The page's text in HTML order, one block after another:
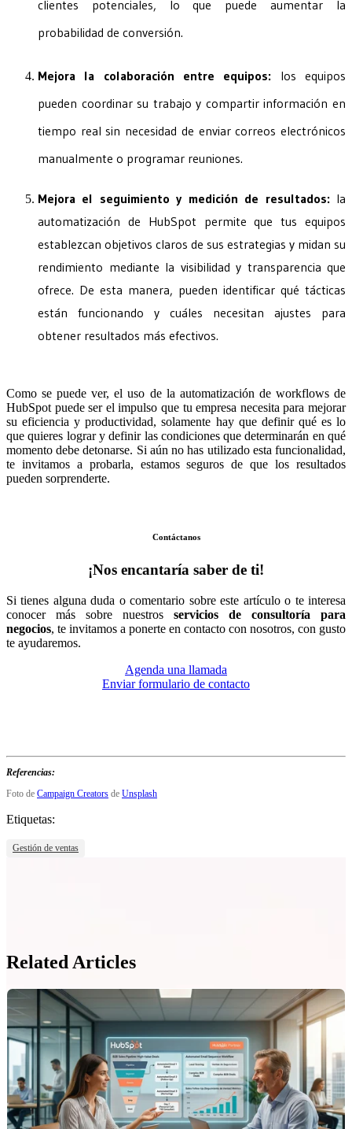
clientes potenciales, lo que puede aumentar la
probabilidad de conversión.
Mejora la colaboración entre equipos: los equipos
pueden coordinar su trabajo y compartir información en
tiempo real sin necesidad de enviar correos electrónicos
manualmente o programar reuniones.
Mejora el seguimiento y medición de resultados:la
automatización de HubSpot permite que tus equipos
establezcan objetivos claros de sus estrategias y midan su
rendimiento mediante la visibilidad y transparencia que
ofrece. De esta manera, pueden identificar qué tácticas
están funcionando y cuáles necesitan ajustes para
obtener resultados más efectivos.
Como se puede ver, el uso de la automatización de workflows de
HubSpot puede ser el impulso que tu empresa necesita para mejorar
su eficiencia y productividad, solamente hay que definir qué es lo
que quieres lograr y definir las condiciones que determinarán en qué
momento debe detonarse. Si aún no has utilizado esta funcionalidad,
te invitamos a probarla, estamos seguros de que los resultados
pueden sorprenderte.
Contáctanos
¡Nos encantaría saber de ti!
Si tienes alguna duda o comentario sobre este artículo o te interesa
conocer más sobre nuestros servicios de consultoría para
negocios, te invitamos a ponerte en contacto con nosotros, con gusto
te ayudaremos.
Agenda una llamada
Enviar formulario de contacto
Referencias:
Foto de Campaign Creators de Unsplash
Etiquetas:
Gestión de ventas
Related Articles